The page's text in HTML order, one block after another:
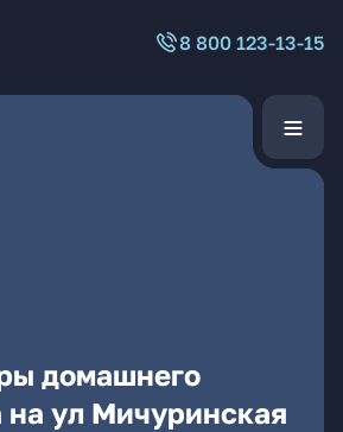
8 800 123-13-15
домашнего
на ул Мичуринская